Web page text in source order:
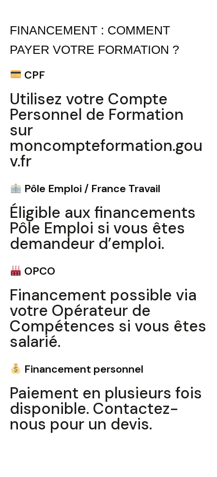
FINANCEMENT : COMMENT
PAYER VOTRE FORMATION ?
CPF
Utilisez votre Compte
Personnel de Formation
sur
moncompteformation.gou
v.fr
Pôle Emploi / France Travail
Éligible aux financements
Pôle Emploi si vous êtes
demandeur d’emploi.
OPCO
Financement possible via
votre Opérateur de
Compétences si vous êtes
salarié.
Financement personnel
Paiement en plusieurs fois
disponible. Contactez-
nous pour un devis.
Trouvez votre session
Sélectionnez une manufacture
Sélectionnez une durée